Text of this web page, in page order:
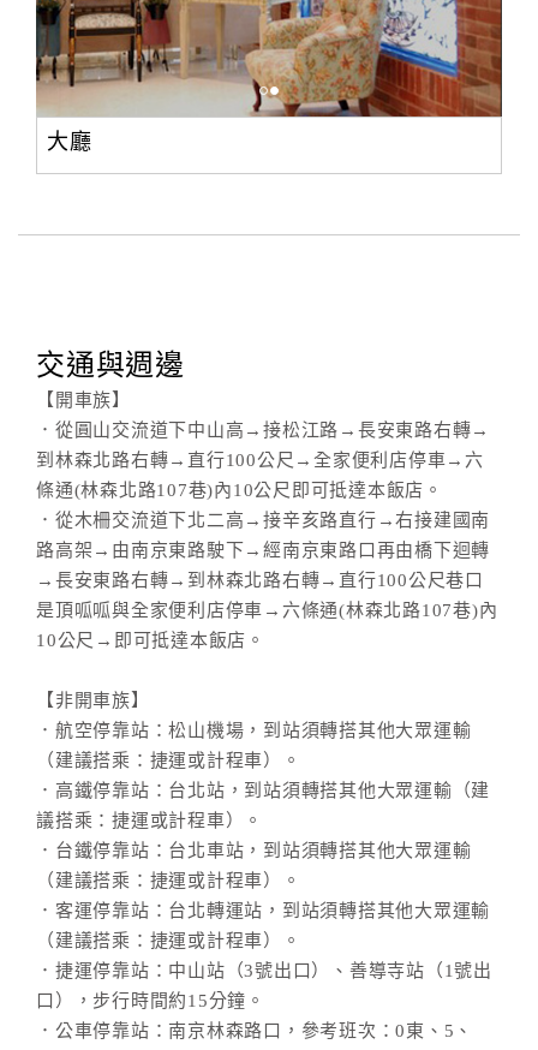
大廳
交通與週邊
【開車族】
．從圓山交流道下中山高→接松江路→長安東路右轉→
到林森北路右轉→直行100公尺→全家便利店停車→六
條通(林森北路107巷)內10公尺即可抵達本飯店。
．從木柵交流道下北二高→接辛亥路直行→右接建國南
路高架→由南京東路駛下→經南京東路口再由橋下迴轉
→長安東路右轉→到林森北路右轉→直行100公尺巷口
是頂呱呱與全家便利店停車→六條通(林森北路107巷)內
10公尺→即可抵達本飯店。
【非開車族】
．航空停靠站：松山機場，到站須轉搭其他大眾運輸
（建議搭乘：捷運或計程車）。
．高鐵停靠站：台北站，到站須轉搭其他大眾運輸（建
議搭乘：捷運或計程車）。
．台鐵停靠站：台北車站，到站須轉搭其他大眾運輸
（建議搭乘：捷運或計程車）。
．客運停靠站：台北轉運站，到站須轉搭其他大眾運輸
（建議搭乘：捷運或計程車）。
．捷運停靠站：中山站（3號出口）、善導寺站（1號出
口），步行時間約15分鐘。
．公車停靠站：南京林森路口，參考班次：0東、5、